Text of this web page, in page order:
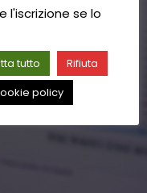
l'iscrizione se lo
tutto
Rifiuta
policy